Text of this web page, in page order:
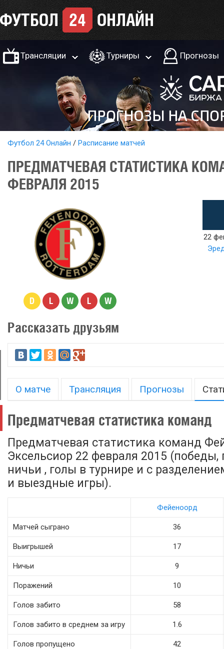
Трансляции Турниры Прогнозы
Футбол 24 Онлайн Расписание матчей
ПРЕДМАТЧЕВАЯ СТАТИСТИКА
ФЕВРАЛЯ 2015
D L W L W
22
Рассказать друзьям
О матче Трансляция Прогнозы
Предматчевая статистика команд
Предматчевая статистика команд
Эксельсиор 22 февраля 2015 (победы,
ничьи , голы в турнире и с
и выездные игры).
Фейеноорд
Матчей сыграно 36
Выигрышей 17
Ничьи 9
Поражений 10
Голов забито 58
Голов забито в среднем за игру 1.6
Голов пропущено 42